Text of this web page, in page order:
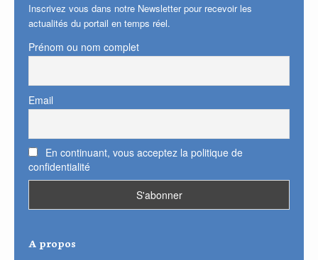
Inscrivez vous dans notre Newsletter pour recevoir les
actualités du portail en temps réel.
Prénom ou nom complet
Email
En continuant, vous acceptez la politique de
confidentialité
A propos